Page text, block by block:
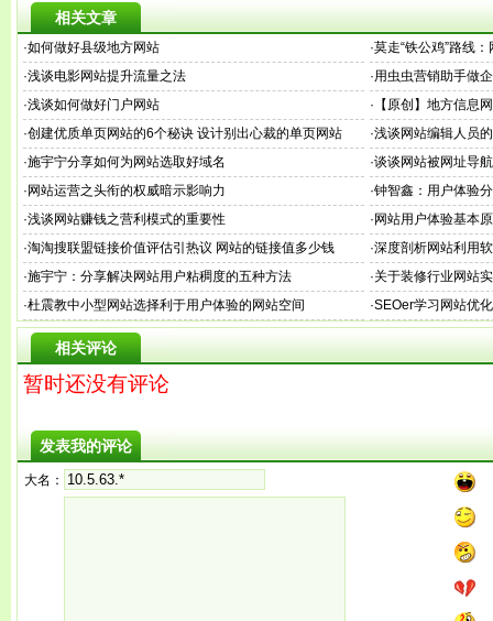
相关文章
·如何做好县级地方网站 ·莫走“铁公鸡”路线
·浅谈电影网站提升流量之法 ·用虫虫营销助手做
·浅谈如何做好门户网站 · 【原创】地方信息
·创建优质单页网站的6个秘诀 设计别出心裁的单页网站 ·浅谈网站编辑人员
·施宇宁分享如何为网站选取好域名 ·谈谈网站被网址导
· 网站运营之头衔的权威暗示影响力 ·钟智鑫：用户体验
·浅谈网站赚钱之营利模式的重要性 · 网站用户体验基本
·淘淘搜联盟链接价值评估引热议 网站的链接值多少钱 ·深度剖析网站利用
·施宇宁：分享解决网站用户粘稠度的五种方法 ·关于装修行业网站
·杜震教中小型网站选择利于用户体验的网站空间 ·SEOer学习网站优
相关评论
暂时还没有评论
发表我的评论
大名：